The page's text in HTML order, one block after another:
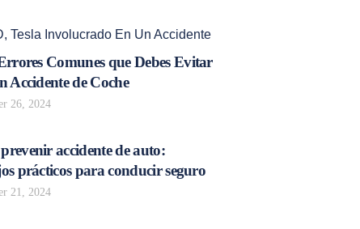
, Tesla Involucrado En Un Accidente
Comunes que Debes Evitar
Accidente de Coche
26, 2024
accidente de auto:
prácticos para conducir seguro
21, 2024